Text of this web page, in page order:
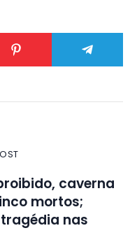
caverna
mortos;
nas